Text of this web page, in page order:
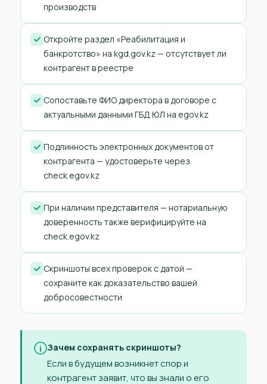
производств
Откройте раздел «Реабилитация и
банкротство» на kgd.gov.kz — отсутствует ли
контрагент в реестре
Сопоставьте ФИО директора в договоре с
актуальными данными ГБД ЮЛ на egov.kz
Подлинность электронных документов от
контрагента — удостоверьте через
check.egov.kz
При наличии представителя — нотариальную
доверенность также верифицируйте на
check.egov.kz
Скриншоты всех проверок с датой —
сохраните как доказательство вашей
добросовестности
Зачем сохранять скриншоты?
Если в будущем возникнет спор и
контрагент заявит, что вы знали о его